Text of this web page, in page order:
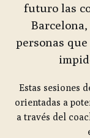
futuro las
personas
Estas sesiones
orientadas a
a través del